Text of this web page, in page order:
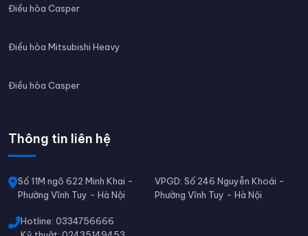
Điều hòa Casper
Điều hòa Mitsubishi Heavy
Điều hòa Casper
Thông tin liên hệ
Số 11M ngõ 622 Minh Khai -
Phường Vĩnh Tuy - Hà Nội
VPGD: Số 246 Nguyễn Khoái -
Phường Vĩnh Tuy - Hà Nội
Hotline: 0334756666